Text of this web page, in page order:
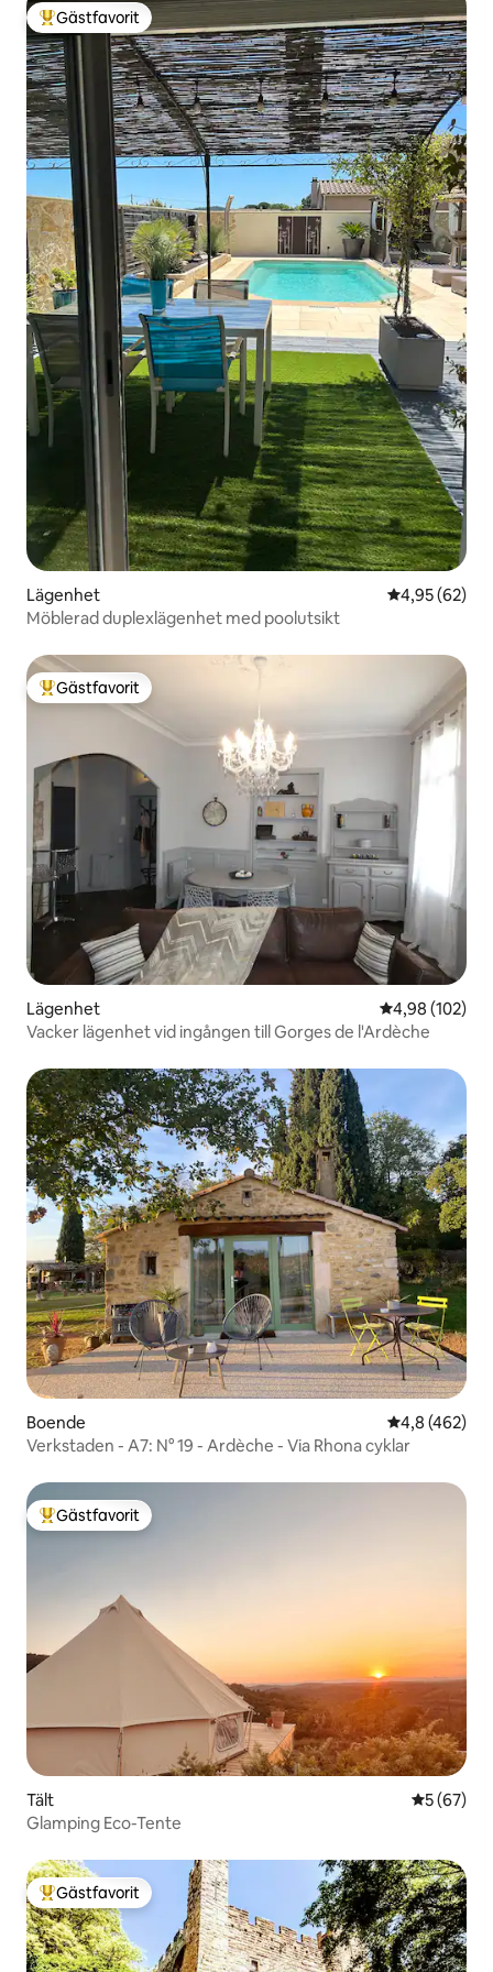
Populär gästfavorit
Gästfavorit
Lägenhet 4,95 av 5 i
4,95 (62)
Möblerad duplexlägenhet med poolutsikt
Populär gästfavorit
Gästfavorit
Lägenhet 4,98 av 5 i
4,98 (102)
Vacker lägenhet vid ingången till Gorges de l'Ardèche
Boende 4,8 av 5 i
4,8 (462)
Verkstaden - A7: N° 19 - Ardèche - Via Rhona cyklar
Populär gästfavorit
Gästfavorit
Tält 5 av 5 i
5 (67)
Glamping Eco-Tente
Populär gästfavorit
Gästfavorit